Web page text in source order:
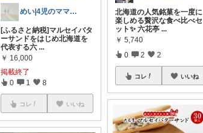
めい|4児のママおすすめ
[ふるさと納税]マルセイバタ
ーサンドをはじめ北海道を
代表する六 ...
￥ 16,000
掲載終了
0 1 8
コレ いいね
北海道の人気銘菓を一度に
楽しめる贅沢な食べ比べセ
ット✨ 六花亭 ...
￥ 5,740
0 2 2
コレ いいね